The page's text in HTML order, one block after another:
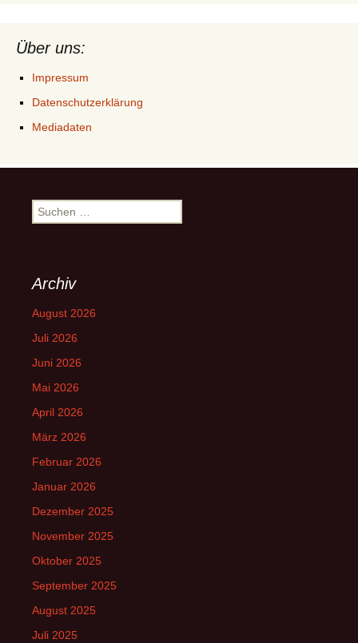
Über uns:
Impressum
Datenschutzerklärung
Mediadaten
Suchen
nach:
Archiv
August 2026
Juli 2026
Juni 2026
Mai 2026
April 2026
März 2026
Februar 2026
Januar 2026
Dezember 2025
November 2025
Oktober 2025
September 2025
August 2025
Juli 2025